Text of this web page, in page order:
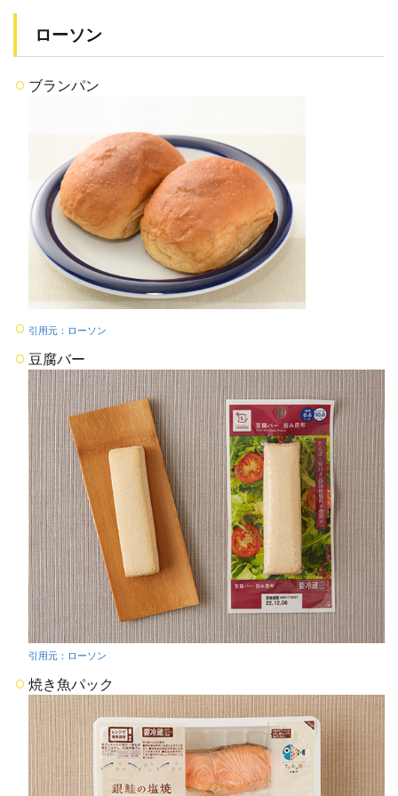
ローソン
ブランパン
引用元：ローソン
豆腐バー
引用元：ローソン
焼き魚パック